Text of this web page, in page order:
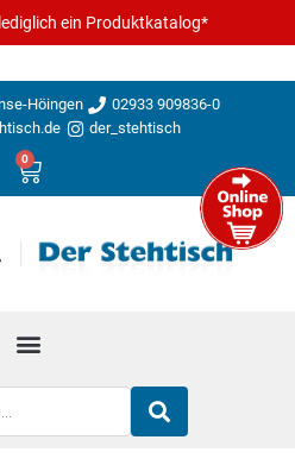
ein Produktkatalog*
Höingen
02933 909836-0
der_stehtisch
0